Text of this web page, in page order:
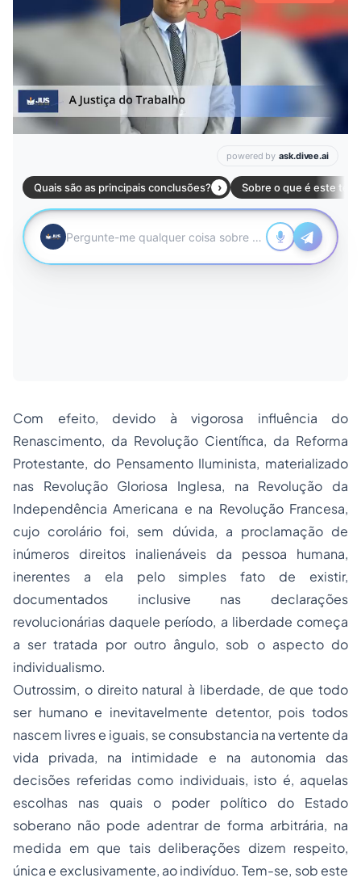
Com efeito, devido à vigorosa influência do
Renascimento, da Revolução Científica, da Reforma
Protestante, do Pensamento Iluminista, materializado
nas Revolução Gloriosa Inglesa, na Revolução da
Independência Americana e na Revolução Francesa,
cujo corolário foi, sem dúvida, a proclamação de
inúmeros direitos inalienáveis da pessoa humana,
inerentes a ela pelo simples fato de existir,
documentados inclusive nas declarações
revolucionárias daquele período, a liberdade começa
a ser tratada por outro ângulo, sob o aspecto do
individualismo.
Outrossim, o direito natural à liberdade, de que todo
ser humano e inevitavelmente detentor, pois todos
nascem livres e iguais, se consubstancia na vertente da
vida privada, na intimidade e na autonomia das
decisões referidas como individuais, isto é, aquelas
escolhas nas quais o poder político do Estado
soberano não pode adentrar de forma arbitrária, na
medida em que tais deliberações dizem respeito,
única e exclusivamente, ao indivíduo. Tem-se, sob este